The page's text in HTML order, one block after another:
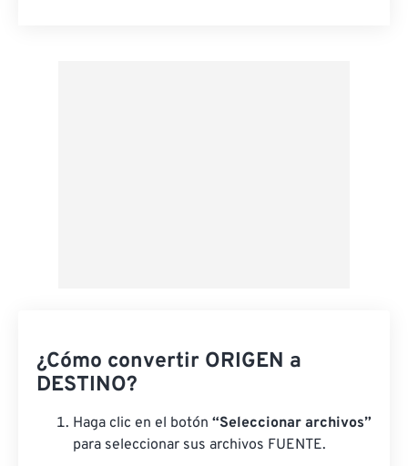
¿Cómo convertir ORIGEN a
DESTINO?
Haga clic en el botón “Seleccionar archivos”
para seleccionar sus archivos FUENTE.